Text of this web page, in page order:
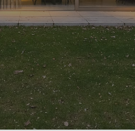
Akoestiek
Nieuws
Over Pelser